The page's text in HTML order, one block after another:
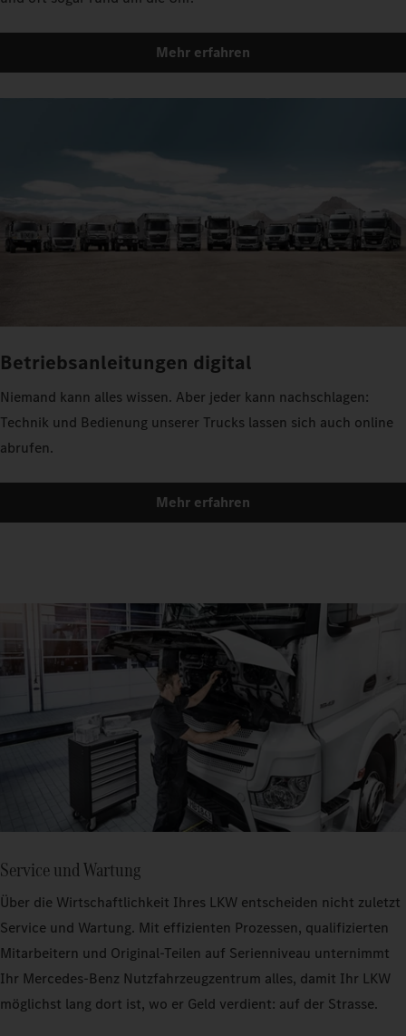
Mehr erfahren
Betriebsanleitungen digital
Niemand kann alles wissen. Aber jeder kann nachschlagen:
Technik und Bedienung unserer Trucks lassen sich auch online
abrufen.ㅤ
Mehr erfahren
Service und Wartung
Über die Wirtschaftlichkeit Ihres LKW entscheiden nicht zuletzt
Service und Wartung. Mit effizienten Prozessen, qualifizierten
Mitarbeitern und Original-Teilen auf Serienniveau unternimmt
Ihr Mercedes-Benz Nutzfahrzeugzentrum alles, damit Ihr LKW
möglichst lang dort ist, wo er Geld verdient: auf der Strasse.